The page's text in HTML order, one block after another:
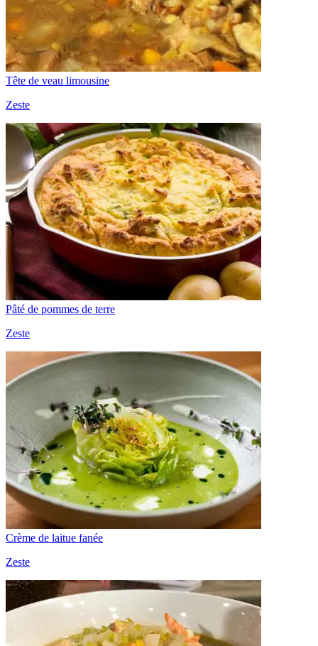
Tête de veau limousine
Zeste
Pâté de pommes de terre
Zeste
Crème de laitue fanée
Zeste